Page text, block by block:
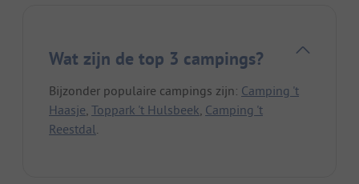
Wat zijn de top 3 campings?
Bijzonder populaire campings zijn: Camping 't
Haasje Toppark 't Hulsbeek Camping 't
Reestdal